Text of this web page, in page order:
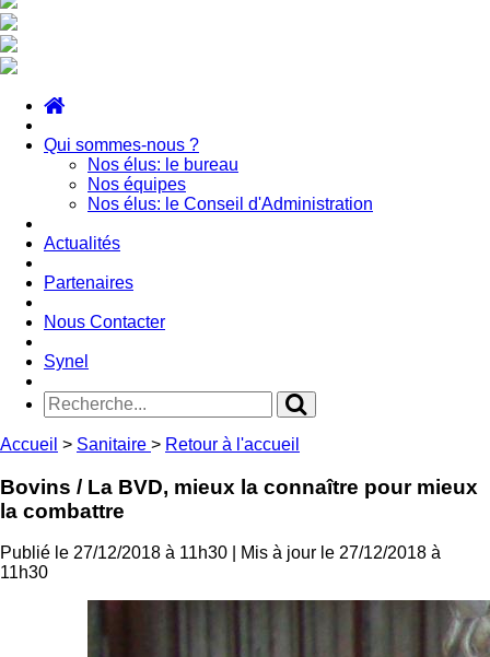
Qui sommes-nous ?
Nos élus: le bureau
Nos équipes
Nos élus: le Conseil d'Administration
Actualités
Partenaires
Nous Contacter
Synel
Accueil > Sanitaire > Retour à l'accueil
Bovins / La BVD, mieux la connaître pour mieux
la combattre
Publié le 27/12/2018 à 11h30
| Mis à jour le 27/12/2018 à
11h30